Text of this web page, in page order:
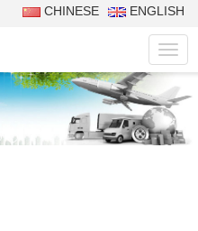
CHINESE ENGLISH
菜
单